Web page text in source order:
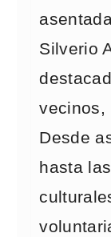
Silverio
vecinos,
Desde
hasta